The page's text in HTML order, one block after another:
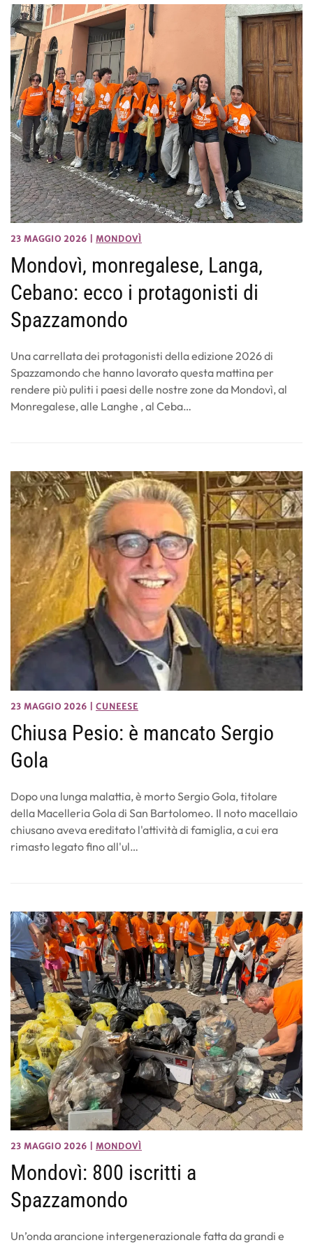
23 MAGGIO 2026 MONDOVÌ
Mondovì, monregalese, Langa,
Cebano: ecco i protagonisti di
Spazzamondo
Una carrellata dei protagonisti della edizione 2026 di
Spazzamondo che hanno lavorato questa mattina per
rendere più puliti i paesi delle nostre zone da Mondovì, al
Monregalese, alle Langhe , al Ceba…
23 MAGGIO 2026 CUNEESE
Chiusa Pesio: è mancato Sergio
Gola
Dopo una lunga malattia, è morto Sergio Gola, titolare
della Macelleria Gola di San Bartolomeo. Il noto macellaio
chiusano aveva ereditato l'attività di famiglia, a cui era
rimasto legato fino all'ul…
23 MAGGIO 2026 MONDOVÌ
Mondovì: 800 iscritti a
Spazzamondo
Un’onda arancione intergenerazionale fatta da grandi e